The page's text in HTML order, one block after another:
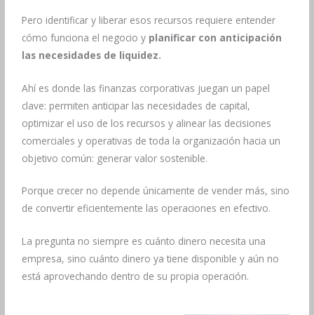
Pero identificar y liberar esos recursos requiere entender
cómo funciona el negocio y planificar con anticipación
las necesidades de liquidez.
Ahí es donde las finanzas corporativas juegan un papel
clave: permiten anticipar las necesidades de capital,
optimizar el uso de los recursos y alinear las decisiones
comerciales y operativas de toda la organización hacia un
objetivo común: generar valor sostenible.
Porque crecer no depende únicamente de vender más, sino
de convertir eficientemente las operaciones en efectivo.
La pregunta no siempre es cuánto dinero necesita una
empresa, sino cuánto dinero ya tiene disponible y aún no
está aprovechando dentro de su propia operación.